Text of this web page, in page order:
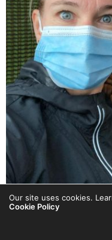
Our site uses cookies.
Cookie Policy